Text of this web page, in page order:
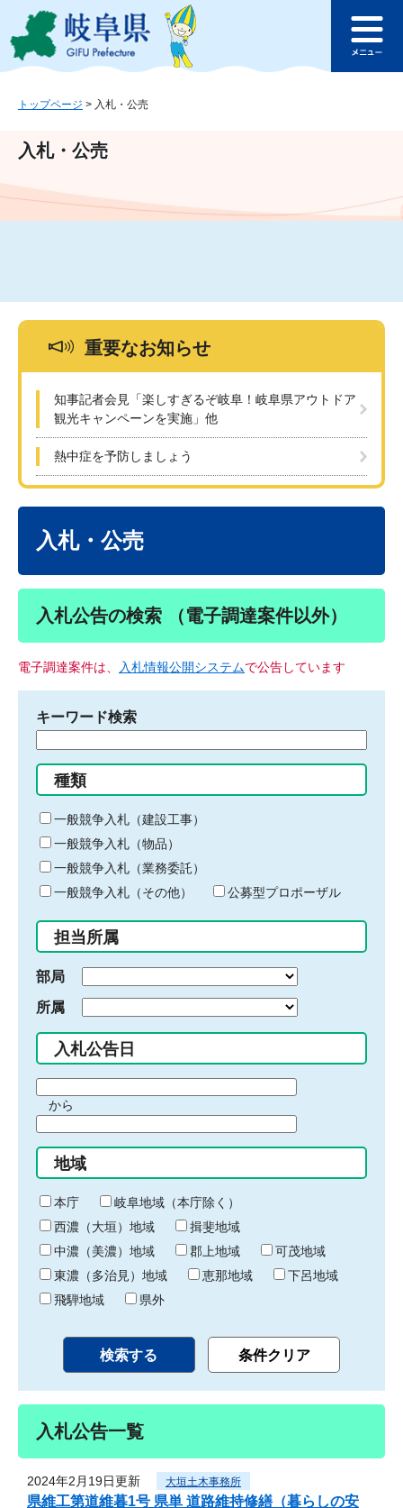
ジ
ュ
文
このページの本文へ
ュ
トップページ > 入札・公売
入札・公売
重要なお知らせ
知事記者会見「楽しすぎるぞ岐阜！岐阜県アウトドア
観光キャンペーンを実施」他
熱中症を予防しましょう
入札・公売
入札公告の検索 （電子調達案件以外）
電子調達案件は、 入札情報公開システムで公告しています
キーワード検索
る
キ
ー
ワ
ー
ド
入
力
種類
一般競争入札（建設工事）
一般競争入札（物品）
一般競争入札（業務委託）
一般競争入札（その他）
公募型プロポーザル
担当所属
部局
所属
入札公告日
間
始
り
から
間
終
わ
り
地域
本庁
岐阜地域（本庁除く）
西濃（大垣）地域
揖斐地域
中濃（美濃）地域
郡上地域
可茂地域
東濃（多治見）地域
恵那地域
下呂地域
飛騨地域
県外
入札公告一覧
2024年2月19日更新 大垣土木事務所
県維工第道維暮1号 県単 道路維持修繕（暮らしの安